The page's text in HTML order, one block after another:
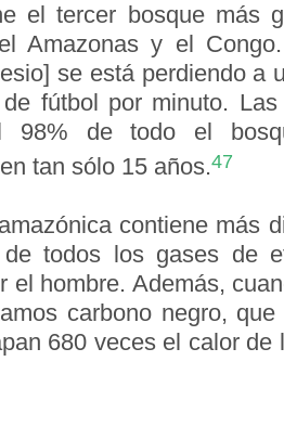
el tercer bosque más
Amazonas y el
se está perdiendo a
fútbol por minuto.
98% de todo el
tan sólo 15 años.47
contiene más
todos los gases de
el hombre. Además,
carbono negro,
680 veces el calor de